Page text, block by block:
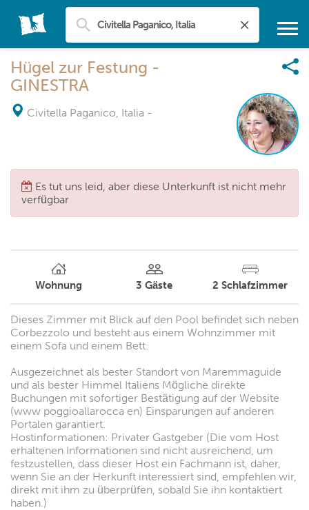
Hügel zur Festung -
GINESTRA
Civitella Paganico, Italia -
Es tut uns leid, aber diese Unterkunft ist nicht mehr
verfügbar
Wohnung 3 Gäste 2 Schlafzimmer
Dieses Zimmer mit Blick auf den Pool befindet sich neben
Corbezzolo und besteht aus einem Wohnzimmer mit
einem Sofa und einem Bett.
Ausgezeichnet als bester Standort von Maremmaguide
und als bester Himmel Italiens Mögliche direkte
Buchungen mit sofortiger Bestätigung auf der Website
(www poggioallarocca en) Einsparungen auf anderen
Portalen garantiert.
Hostinformationen: Privater Gastgeber (Die vom Host
erhaltenen Informationen sind nicht ausreichend, um
festzustellen, dass dieser Host ein Fachmann ist, daher,
wenn Sie an der Herkunft interessiert sind, empfehlen wir,
direkt mit ihm zu überprüfen, sobald Sie ihn kontaktiert
haben.)